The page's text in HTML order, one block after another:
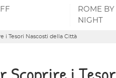
ROME BY
NIGHT
i Tesori Nascosti della Città